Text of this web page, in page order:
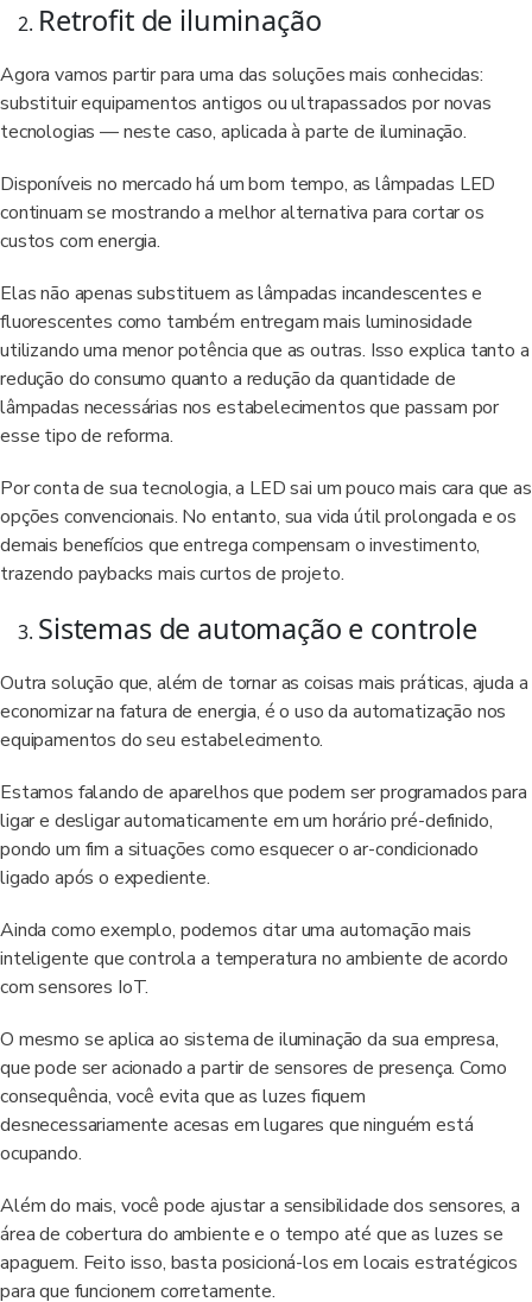
Retrofit de iluminação
Agora vamos partir para uma das soluções mais conhecidas:
substituir equipamentos antigos ou ultrapassados por novas
tecnologias — neste caso, aplicada à parte de iluminação.
Disponíveis no mercado há um bom tempo, as lâmpadas LED
continuam se mostrando a melhor alternativa para cortar os
custos com energia.
Elas não apenas substituem as lâmpadas incandescentes e
fluorescentes como também entregam mais luminosidade
utilizando uma menor potência que as outras. Isso explica tanto a
redução do consumo quanto a redução da quantidade de
lâmpadas necessárias nos estabelecimentos que passam por
esse tipo de reforma.
Por conta de sua tecnologia, a LED sai um pouco mais cara que as
opções convencionais. No entanto, sua vida útil prolongada e os
demais benefícios que entrega compensam o investimento,
trazendo paybacks mais curtos de projeto.
Sistemas de automação e controle
Outra solução que, além de tornar as coisas mais práticas, ajuda a
economizar na fatura de energia, é o uso da automatização nos
equipamentos do seu estabelecimento.
Estamos falando de aparelhos que podem ser programados para
ligar e desligar automaticamente em um horário pré-definido,
pondo um fim a situações como esquecer o ar-condicionado
ligado após o expediente.
Ainda como exemplo, podemos citar uma automação mais
inteligente que controla a temperatura no ambiente de acordo
com sensores IoT.
O mesmo se aplica ao sistema de iluminação da sua empresa,
que pode ser acionado a partir de sensores de presença. Como
consequência, você evita que as luzes fiquem
desnecessariamente acesas em lugares que ninguém está
ocupando.
Além do mais, você pode ajustar a sensibilidade dos sensores, a
área de cobertura do ambiente e o tempo até que as luzes se
apaguem. Feito isso, basta posicioná-los em locais estratégicos
para que funcionem corretamente.